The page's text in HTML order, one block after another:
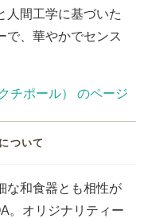
人間工学に基づいた
で、華やかでセンス
チポール） のページ
ついて
な和食器とも相性が
。オリジナリティー